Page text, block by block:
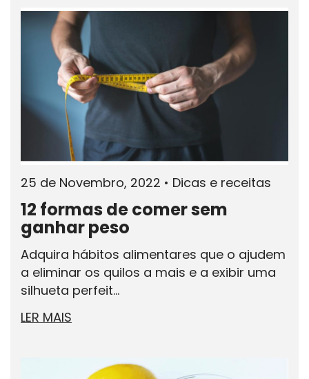
25 de Novembro, 2022 • Dicas e receitas
12 formas de comer sem
ganhar peso
Adquira hábitos alimentares que o ajudem
a eliminar os quilos a mais e a exibir uma
silhueta perfeit...
LER MAIS